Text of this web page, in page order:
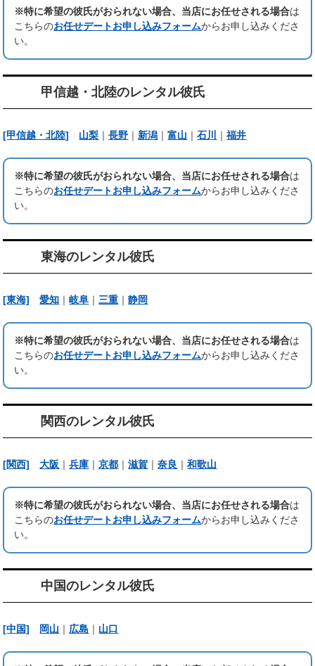
※特に希望の彼氏がおられない場合、当店にお任せされる場合は
こちらのお任せデートお申し込みフォームからお申し込みくださ
い。
甲信越・北陸のレンタル彼氏
[甲信越・北陸] 山梨 ｜長野 ｜新潟 ｜富山 ｜石川 ｜福井
※特に希望の彼氏がおられない場合、当店にお任せされる場合は
こちらのお任せデートお申し込みフォームからお申し込みくださ
い。
東海のレンタル彼氏
[東海] 愛知 ｜岐阜 ｜三重 ｜静岡
※特に希望の彼氏がおられない場合、当店にお任せされる場合は
こちらのお任せデートお申し込みフォームからお申し込みくださ
い。
関西のレンタル彼氏
[関西] 大阪 ｜兵庫 ｜京都 ｜滋賀 ｜奈良 ｜和歌山
※特に希望の彼氏がおられない場合、当店にお任せされる場合は
こちらのお任せデートお申し込みフォームからお申し込みくださ
い。
中国のレンタル彼氏
[中国] 岡山 ｜ 広島 ｜ 山口